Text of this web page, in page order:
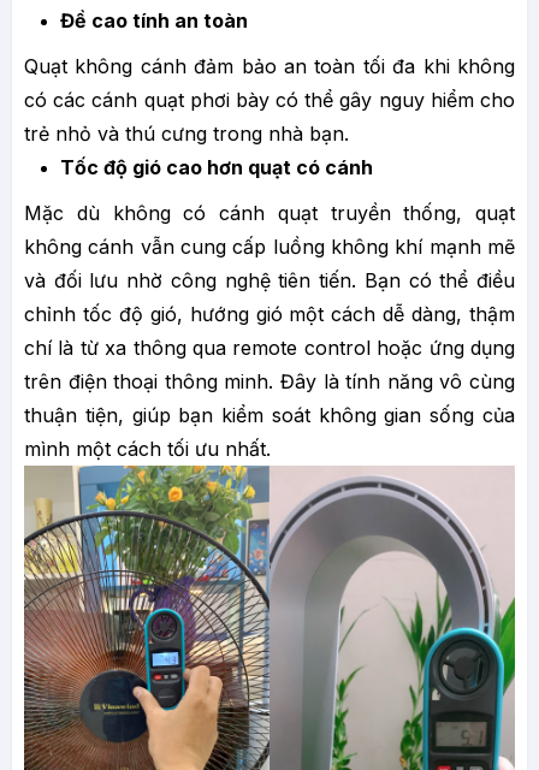
Đề cao tính an toàn
Quạt không cánh đảm bảo an toàn tối đa khi không
có các cánh quạt phơi bày có thể gây nguy hiểm cho
trẻ nhỏ và thú cưng trong nhà bạn.
Tốc độ gió cao hơn quạt có cánh
Mặc dù không có cánh quạt truyền thống, quạt
không cánh vẫn cung cấp luồng không khí mạnh mẽ
và đối lưu nhờ công nghệ tiên tiến. Bạn có thể điều
chỉnh tốc độ gió, hướng gió một cách dễ dàng, thậm
chí là từ xa thông qua remote control hoặc ứng dụng
trên điện thoại thông minh. Đây là tính năng vô cùng
thuận tiện, giúp bạn kiểm soát không gian sống của
mình một cách tối ưu nhất.